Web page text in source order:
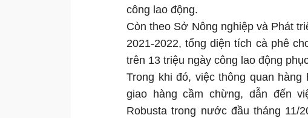
công lao động.
Còn theo Sở Nông nghiệp và Phát
2021-2022, tổng diện tích cà phê
trên 13 triệu ngày công lao động
Trong khi đó, việc thông quan
giao hàng cầm chừng, dẫn đến
Robusta trong nước đầu tháng 11/